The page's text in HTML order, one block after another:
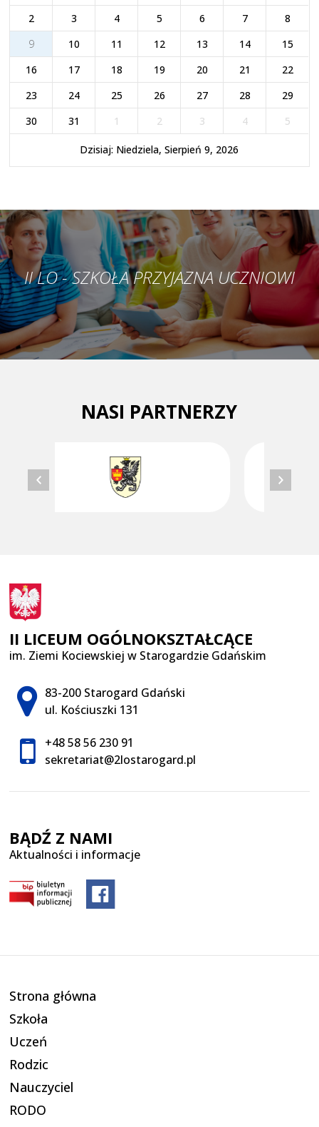
2
3 4 5 6 7
8
9
10 11 12 13 14
15
16
17 18 19 20 21
22
23
24 25 26 27 28
29
30
31 1 2 3 4 5
Dzisiaj: Niedziela, Sierpień 9, 2026
II LO - SZKOŁA PRZYJAZNA UCZNIOWI
NASI PARTNERZY
II LICEUM OGÓLNOKSZTAŁCĄCE
im. Ziemi Kociewskiej w Starogardzie Gdańskim
Adres pocztowy:
83-200 Starogard Gdański
ul. Kościuszki 131
+48 58 56 230 91
sekretariat@2lostarogard.pl
BĄDŹ Z NAMI
Aktualności i informacje
Strona główna
Szkoła
Uczeń
Rodzic
Nauczyciel
RODO